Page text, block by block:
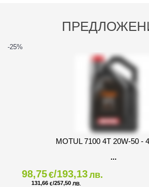
-25%
MOTUL 7100 4T 20W-50 -
98,75€/193,13лв.
131,66 €/257,50 ЛВ.